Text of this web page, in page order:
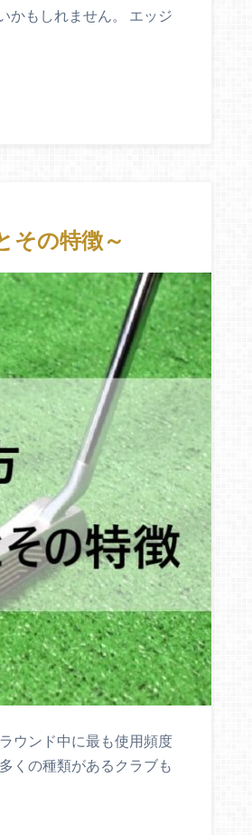
かもしれません。 エッジ
その特徴～
ウンド中に最も使用頻度
くの種類があるクラブも